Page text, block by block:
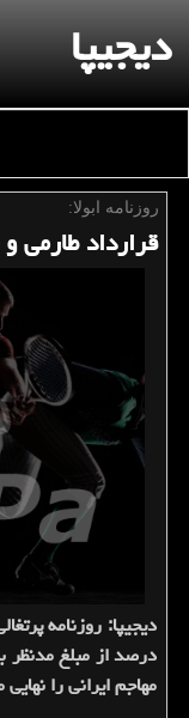
دیجیپا
روزنامه ابولا:
قرارداد طارمی
درصد از مبلغ مدنظر
مهاجم ایرانی را